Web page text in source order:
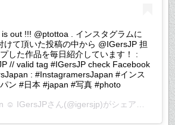
is out !!! @ptottoa . インスタグラムに
けて頂いた投稿の中から @IGersJP 担
した作品を毎日紹介しています！ :
// valid tag #IGersJP check Facebook
: #InstagramersJapan #インス
ン #日本 #japan #写真 #photo
☺︎ IGersJPさん(@igersjp)がシェアした投稿 –